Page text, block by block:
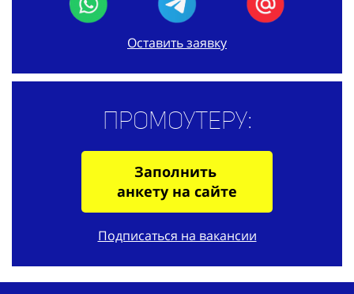
Оставить заявку
Промоутеру:
Заполнить
анкету на сайте
Подписаться на вакансии